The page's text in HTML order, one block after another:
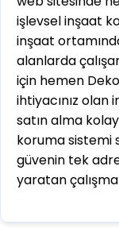
işlevsel inşaat
inşaat
alanlarda
için hemen
ihtiyacınız
satın alma
koruma sistemi
güvenin tek
yaratan